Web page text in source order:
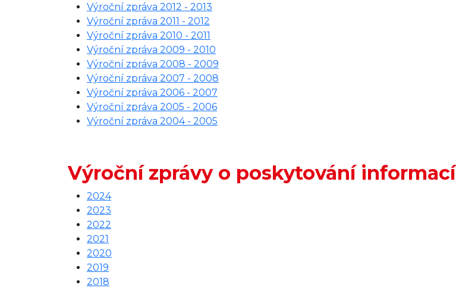
Výroční zpráva 2012 - 2013
Výroční zpráva 2011 - 2012
Výroční zpráva 2010 - 2011
Výroční zpráva 2009 - 2010
Výroční zpráva 2008 - 2009
Výroční zpráva 2007 - 2008
Výroční zpráva 2006 - 2007
Výroční zpráva 2005 - 2006
Výroční zpráva 2004 - 2005
Výroční zprávy o poskytování informací
2024
2023
2022
2021
2020
2019
2018